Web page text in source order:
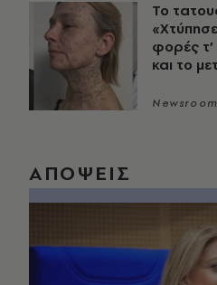
Το
φορές
και το
Newsroom
ΑΠΟΨΕΙΣ